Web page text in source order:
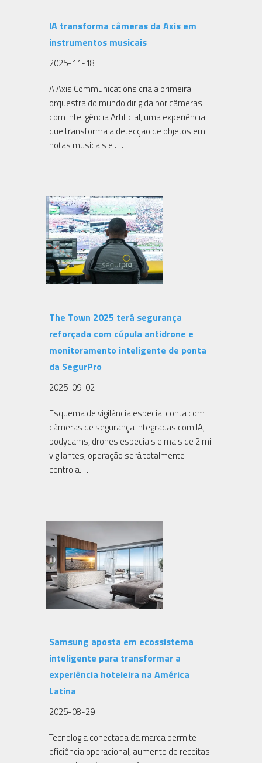
IA transforma câmeras da Axis em
instrumentos musicais
2025-11-18
A Axis Communications cria a primeira
orquestra do mundo dirigida por câmeras
com Inteligência Artificial, uma experiência
que transforma a detecção de objetos em
notas musicais e . . .
The Town 2025 terá segurança
reforçada com cúpula antidrone e
monitoramento inteligente de ponta
da SegurPro
2025-09-02
Esquema de vigilância especial conta com
câmeras de segurança integradas com IA,
bodycams, drones especiais e mais de 2 mil
vigilantes; operação será totalmente
controla. . .
Samsung aposta em ecossistema
inteligente para transformar a
experiência hoteleira na América
Latina
2025-08-29
Tecnologia conectada da marca permite
eficiência operacional, aumento de receitas